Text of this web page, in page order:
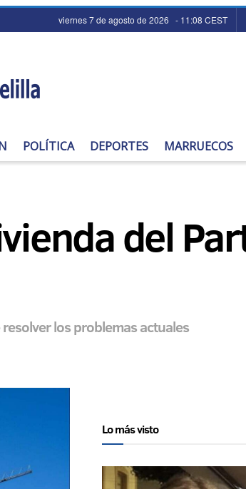
viernes 7 de agosto de 2026 - 11:08 CEST
POLÍTICA DEPORTES MARRUECOS
del
los problemas actuales
Lo más visto